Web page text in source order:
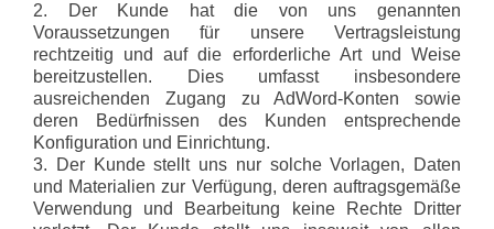
2. Der Kunde hat die von uns genannten
Voraussetzungen für unsere Vertragsleistung
rechtzeitig und auf die erforderliche Art und Weise
bereitzustellen. Dies umfasst insbesondere
ausreichenden Zugang zu AdWord-Konten sowie
deren Bedürfnissen des Kunden entsprechende
Konfiguration und Einrichtung.
3. Der Kunde stellt uns nur solche Vorlagen, Daten
und Materialien zur Verfügung, deren auftragsgemäße
Verwendung und Bearbeitung keine Rechte Dritter